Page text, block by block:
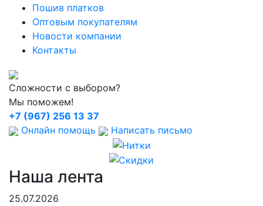
Пошив платков
Оптовым покупателям
Новости компании
Контакты
Сложности с выбором?
Мы поможем!
+7 (967) 256 13 37
Онлайн помощь
Написать письмо
Наша лента
25.07.2026